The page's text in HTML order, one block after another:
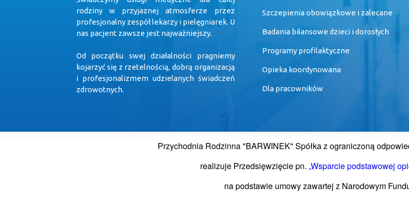
rodziny w przyjaznej atmosferze przez
profesjonalny zespół lekarzy i pielęgniarek. U
nas pacjent zawsze jest najważniejszy.
Od początku swej działalności pragniemy
kojarzyć się z rzetelnością, dobrą organizacją
i profesjonalizmem udzielanych świadczeń
zdrowotnych.
Szczepienia obowiązkowe i zalecane
Badania bilansowe dzieci i dorosłych
Programy profilaktyczne
Opieka koordynowana
Dla pracowników
Przychodnia Rodzinna "BARWINEK" Spółka z ograniczoną
realizuje Przedsięwzięcie pn. „Wsparcie podstawowej
na podstawie umowy zawartej z Narodowym